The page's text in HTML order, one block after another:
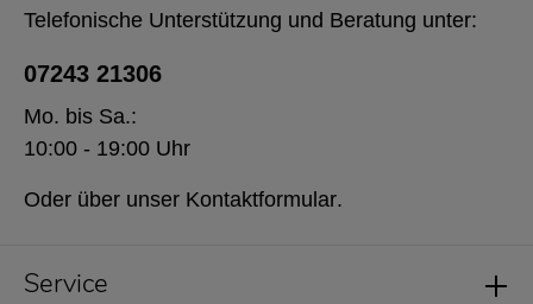
Service
Telefonische Unterstützung und Beratung unter:
07243 21306
Mo. bis Sa.:
10:00 - 19:00 Uhr
Oder über unser Kontaktformular.